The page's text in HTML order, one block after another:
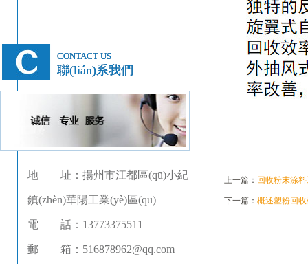
CONTACT US
聯(lián)系我們
地 址：揚州市江都區(qū)小紀
鎮(zhèn)華陽工業(yè)區(qū)
電 話：13773375511
郵 箱：516878962@qq.com
上一篇： 回收粉末涂
下一篇：概述塑粉回